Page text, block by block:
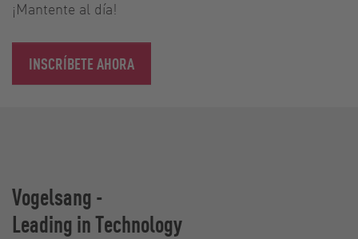
¡Mantente al día!
INSCRÍBETE AHORA
Vogelsang -
Leading in Technology